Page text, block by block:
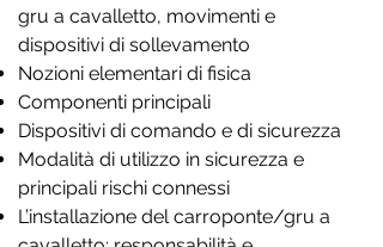
gru a cavalletto, movimenti e
dispositivi di sollevamento
Nozioni elementari di fisica
Componenti principali
Dispositivi di comando e di sicurezza
Modalità di utilizzo in sicurezza e
principali rischi connessi
L’installazione del carroponte/gru a